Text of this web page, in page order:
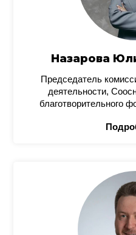
Назарова
Председатель
деятельности,
благотворительного